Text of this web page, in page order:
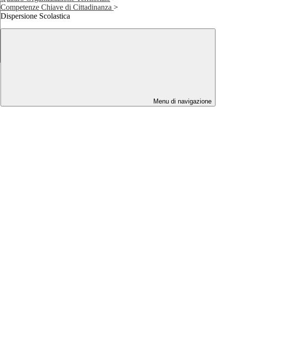
Competenze Chiave di Cittadinanza >
Dispersione Scolastica
Menu di navigazione